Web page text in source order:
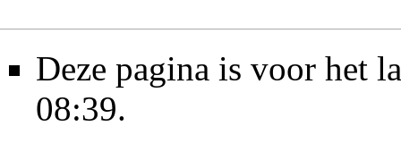
Deze pagina is voor het
08:39.